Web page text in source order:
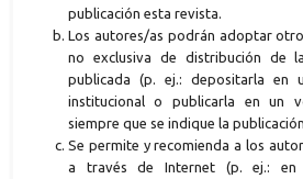
publicación esta revista.
Los autores/as podrán adoptar
no exclusiva de distribución de
publicada (p. ej.: depositarla en
institucional o publicarla en un
siempre que se indique la
Se permite y recomienda a los
a través de Internet (p. ej.: en